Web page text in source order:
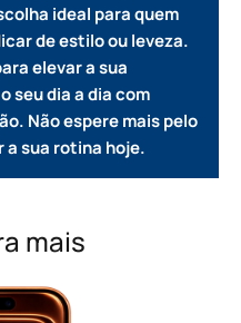
ideal para quem
de estilo ou leveza.
elevar a sua
seu dia a dia com
Não espere mais pelo
sua rotina hoje.
mais